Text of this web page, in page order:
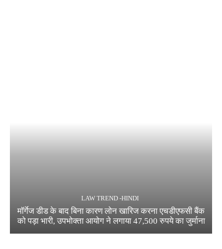
LAW TREND -HINDI
मॉर्गेज डीड के बाद बिना कारण लोन खारिज करना एचडीएफसी बैंक
को पड़ा भारी, उपभोक्ता आयोग ने लगाया 47,500 रुपये का जुर्माना